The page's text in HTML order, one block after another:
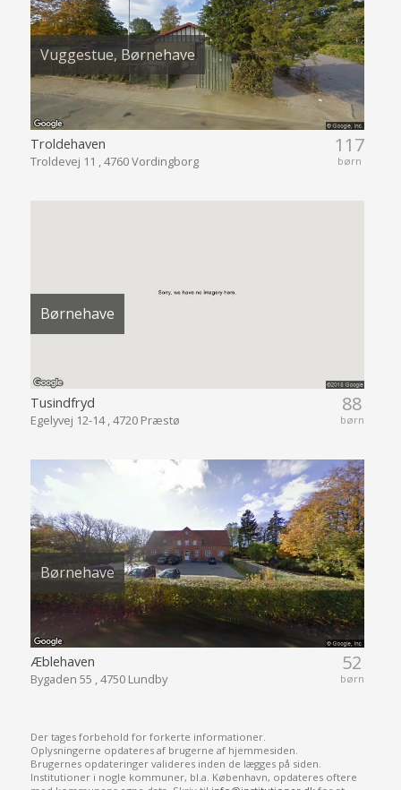
Vuggestue, Børnehave
117
børn
Troldehaven
Troldevej 11 , 4760 Vordingborg
Børnehave
88
børn
Tusindfryd
Egelyvej 12-14 , 4720 Præstø
Børnehave
52
børn
Æblehaven
Bygaden 55 , 4750 Lundby
Der tages forbehold for forkerte informationer.
Oplysningerne opdateres af brugerne af hjemmesiden.
Brugernes opdateringer valideres inden de lægges på siden.
Institutioner i nogle kommuner, bl.a. København, opdateres oftere